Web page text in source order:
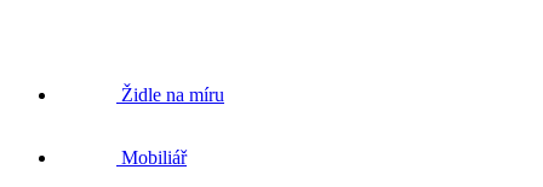
Židle na míru
Mobiliář